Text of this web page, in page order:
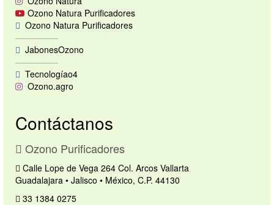
Ozono Natura Purificadores
Ozono Natura Purificadores
—————
JabonesOzono
—————
Tecnologíao4
Ozono.agro
Contáctanos
Ozono Purificadores
Calle Lope de Vega 264 Col. Arcos Vallarta
Guadalajara • Jalisco • México, C.P. 44130
33 1384 0275